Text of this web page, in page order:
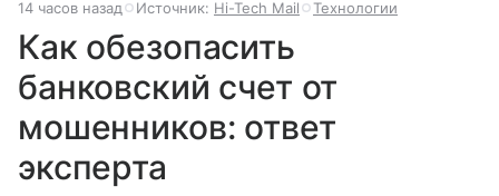
14 часов назад Источник: Hi-Tech Mail Технологии
Как обезопасить
банковский счет от
мошенников: ответ
эксперта